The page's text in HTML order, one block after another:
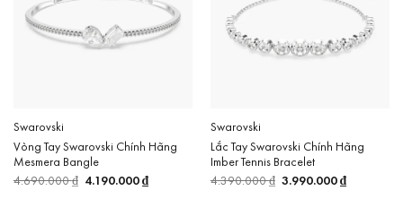
Swarovski
Vòng Tay Swarovski Chính Hãng
Mesmera Bangle
4.690.000₫ Giá
gốc
4.190.000₫Giá
hiện
Swarovski
Lắc Tay Swarovski Chính Hãng
Imber Tennis Bracelet
4.390.000₫ Giá
gốc
3.990.000₫Giá
hiện